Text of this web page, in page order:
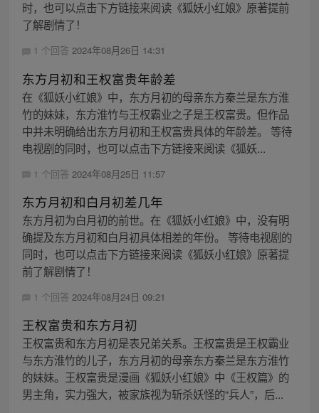
时，也可以点击下方链接来阅读《狐妖小红娘》原著提前
了解剧情了！
1 个回答 2024年08月26日 14:31
东方月初和王权富贵年龄差
在《狐妖小红娘》中，东方月初的母亲东方秦兰是东方淮
竹的妹妹，东方淮竹与王权霸业之子是王权富贵。但作品
中并未明确给出东方月初和王权富贵具体的年龄差。 等待
电视剧的同时，也可以点击下方链接来阅读《狐妖...
1 个回答 2024年08月25日 11:57
东方月初和白月初差几年
东方月初为白月初的前世。在《狐妖小红娘》中，没有明
确提及东方月初和白月初具体相差的年份。 等待电视剧的
同时，也可以点击下方链接来阅读《狐妖小红娘》原著提
前了解剧情了！
1 个回答 2024年08月24日 09:21
王权富贵和东方月初
王权富贵和东方月初是表兄弟关系。王权富贵是王权霸业
与东方淮竹的儿子，东方月初的母亲东方秦兰是东方淮竹
的妹妹。王权富贵是漫画《狐妖小红娘》中《王权篇》的
男主角，实力强大，被家族视为斩杀妖怪的“兵人”，后...